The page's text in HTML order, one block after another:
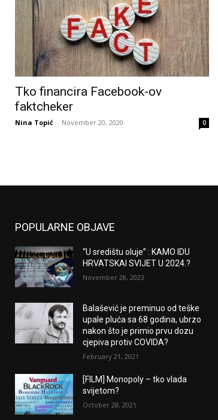
Tko financira Facebook-ov
faktcheker
Nina Topić - November 20, 2020 0
POPULARNE OBJAVE
“U središtu oluje” : KAMO IDU
HRVATSKAI SVIJET U 2024.?
November 28, 2023
Balašević je preminuo od teške
upale pluća sa 68 godina, ubrzo
nakon što je primio prvu dozu
cjepiva protiv COVIDA?
February 21, 2021
[FILM] Monopoly – tko vlada
svijetom?
October 28, 2021